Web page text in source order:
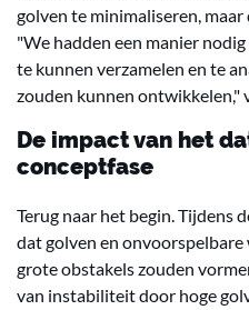
golven te minimaliseren,
"We hadden een manier
te kunnen verzamelen en te
zouden kunnen ontwikkelen,"
De impact van het
conceptfase
Terug naar het begin. Tijdens
dat golven en
grote obstakels zouden
van instabiliteit door hoge